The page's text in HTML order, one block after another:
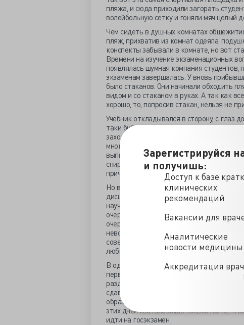
Зарегистрируйся
и получишь:
Доступ к базе
клинических
рекомендаций
Вакансии для
Аналитические
новости медицины
Аккредитация
пляжа, и сюда приходили загорать
волейбольную сетку и гоняли мяч целый
Чем сидеть в душных комнатах
пляж, прихватив из комнат одеяла,
конспекты забывали в комнате, но вот
Времени на изучение экзаменационных
появлялась шумная компания
экзаменам завершалась. У вновь
было стаканов. Они начинали обходить
видом и со стаканом в руках. А так как
хорошо, то, попросив стакан, нельзя не
Учебник откладывался в сторону, с глаз
таки библиотечное имущество. И
заходу к солнца, а вечерние часы ничем
многие успевали проспаться, на свежем
выпивку и веселой толпой устремлялись
спиртным. Все эти гулянки
причине – деньги кончились.
Но вот, наконец, и наступили «госы».
дисциплину умудрились втиснуть
научному коммунизму. Сюда обязательно
очередному съезду КПСС. Мы с
очередное совещание в Москве всех
неволей придется изучать эти
совещаний в последние майские дни не
любимому учебнику Афанасьева, мы
В один день принимали экзамены у
первый предмет. Наша родная руппа
раздражению других групп, еще не
сдавала последняя группа, мы уже
образом дней пять-шесть и для
этих дней хватало лишь только на то,
идти на госэкзамен.